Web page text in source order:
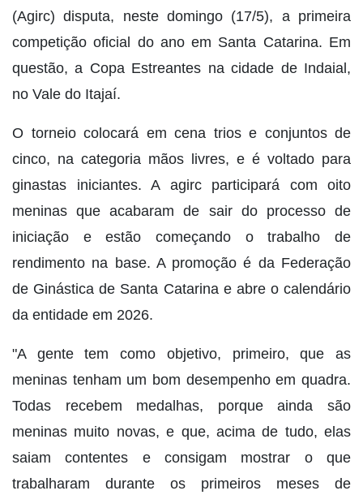
(Agirc) disputa, neste domingo (17/5), a primeira
competição oficial do ano em Santa Catarina. Em
questão, a Copa Estreantes na cidade de Indaial,
no Vale do Itajaí.
O torneio colocará em cena trios e conjuntos de
cinco, na categoria mãos livres, e é voltado para
ginastas iniciantes. A agirc participará com oito
meninas que acabaram de sair do processo de
iniciação e estão começando o trabalho de
rendimento na base. A promoção é da Federação
de Ginástica de Santa Catarina e abre o calendário
da entidade em 2026.
"A gente tem como objetivo, primeiro, que as
meninas tenham um bom desempenho em quadra.
Todas recebem medalhas, porque ainda são
meninas muito novas, e que, acima de tudo, elas
saiam contentes e consigam mostrar o que
trabalharam durante os primeiros meses de